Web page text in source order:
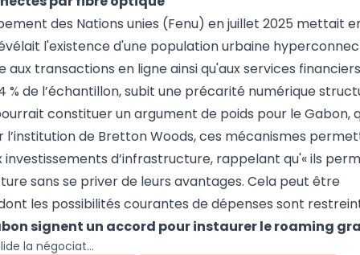
des Nations unies (Fenu) en juillet 2025 mettait
l'existence d'une population urbaine
transactions en ligne ainsi qu'aux services financiers
% de l’échantillon, subit une précarité numérique
constituer un argument de poids pour le Gabon,
de Bretton Woods, ces mécanismes
d’infrastructure, rappelant qu'« ils
sans se priver de leurs avantages. Cela peut être
les possibilités courantes de dépenses sont
signent un accord pour instaurer le roaming
Gabon : Oligui Nguema valide la négociation des Partenariats public-privé pour porter la fibre optique à plus de 1 800 km